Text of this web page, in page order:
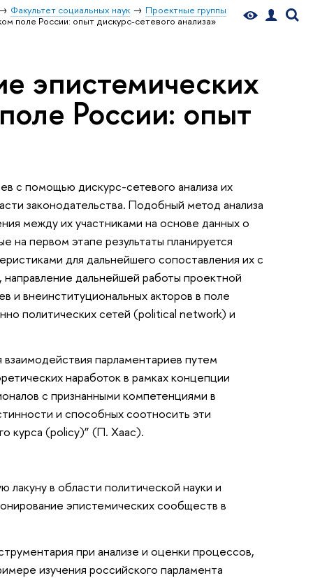
Факультет социальных наук
Проектные группы
поле России: опыт дискурс-сетевого анализа»
эпистемических
России: опыт
с помощью дискурс-сетевого анализа их
законодательства. Подобный метод анализа
между их участниками на основе данных о
на первом этапе результаты планируется
для дальнейшего сопоставления их с
дальнейшей работы проектной
и внеинституциональных акторов в поле
политических сетей (political network) и
парламентариев путем
наработок в рамках концепции
с признанными компетенциями в
и способных соотносить эти
курса (policy)” (П. Хаас).
лакуну в области политической науки и
эпистемических сообществ в
при анализе и оценки процессов,
изучения российского парламента